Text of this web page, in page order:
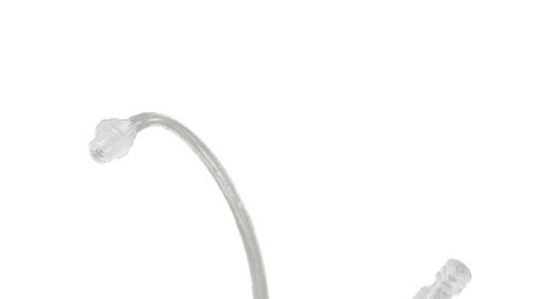
Signia hoortoestellenSignia Pure BCT IX
Audio Service R LI 7
Hoortoestelbatterijen
Widex filters
Signia Active Mini IX - Oplaadbaar
De Signia Active Mini IX is het nieuwste hoortoestel van Signia.